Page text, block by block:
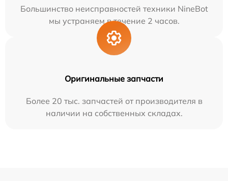
Большинство неисправностей техники NineBot
мы устраняем в течение 2 часов.
Оригинальные запчасти
Более 20 тыс. запчастей от производителя в
наличии на собственных складах.